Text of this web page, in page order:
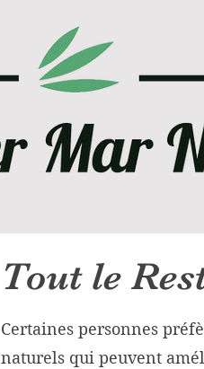
Tout le
Certaines personnes
naturels qui peuvent